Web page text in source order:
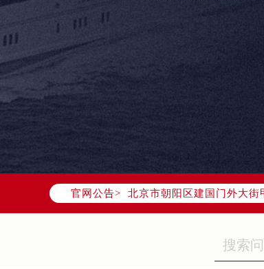
官网公告>
2026年7月帝舵全国官方售
帝舵官方全国统一服务热
2026年7月帝舵售后服务中
北京市东城区东长安街1号
北京市朝阳区建国门外大
天津市和平区赤峰道136号
上海市徐汇区虹桥路3号港
南京市秦淮区中山南路1号